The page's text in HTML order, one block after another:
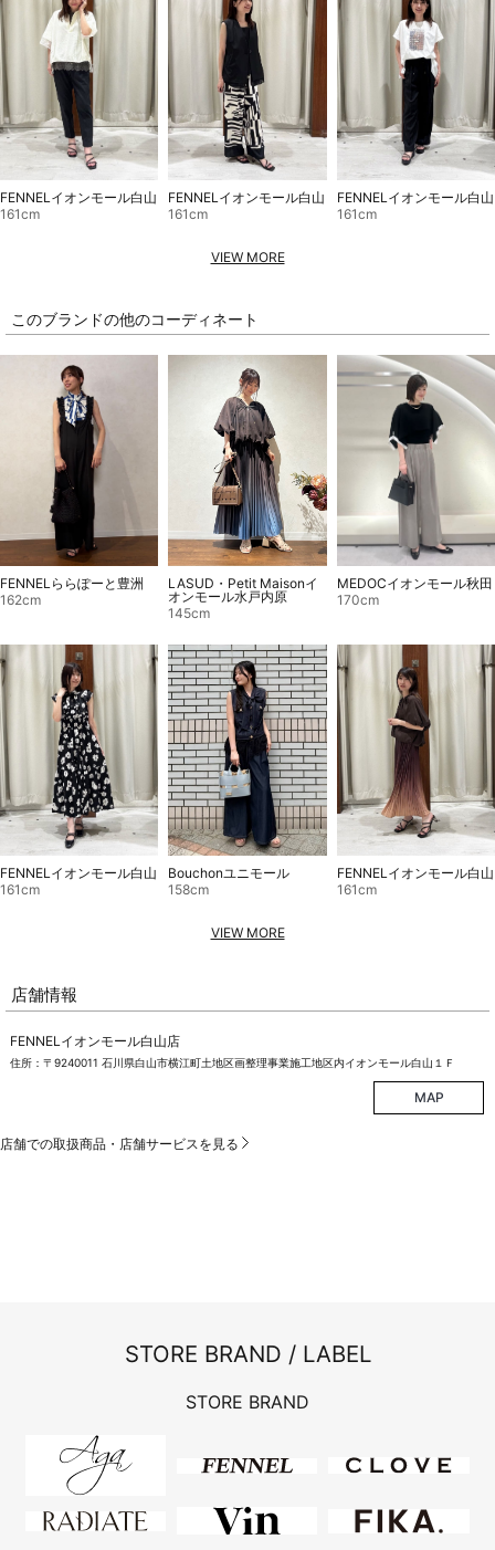
FENNELイオンモール白山
161cm
FENNELイオンモール白山
161cm
FENNELイオンモール白山
161cm
VIEW MORE
このブランドの他のコーディネート
FENNELららぽーと豊洲
162cm
LASUD・Petit Maisonイ
オンモール水戸内原
145cm
MEDOCイオンモール秋田
170cm
FENNELイオンモール白山
161cm
Bouchonユニモール
158cm
FENNELイオンモール白山
161cm
VIEW MORE
店舗情報
FENNELイオンモール白山店
住所：〒9240011 石川県白山市横江町土地区画整理事業施工地区内イオンモール白山１Ｆ
MAP
店舗での取扱商品・店舗サービスを見る
STORE BRAND / LABEL
STORE BRAND